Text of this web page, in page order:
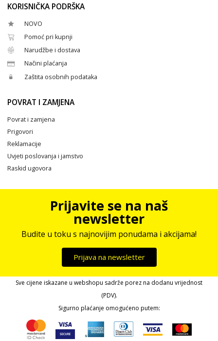
KORISNIČKA PODRŠKA
NOVO
Pomoć pri kupnji
Narudžbe i dostava
Načini plaćanja
Zaštita osobnih podataka
POVRAT I ZAMJENA
Povrat i zamjena
Prigovori
Reklamacije
Uvjeti poslovanja i jamstvo
Raskid ugovora
Prijavite se na naš
newsletter
Budite u toku s najnovijim ponudama i akcijama!
Prijava na newsletter
Sve cijene iskazane u webshopu sadrže porez na dodanu vrijednost
(PDV).
Sigurno plaćanje omogućeno putem: